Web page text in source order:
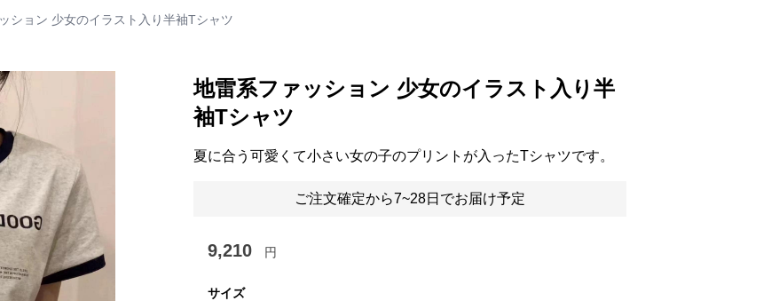
ション 少女のイラスト入り半袖Tシャツ
地雷系ファッション 少女のイラスト入り半
袖Tシャツ
夏に合う可愛くて小さい女の子のプリントが入ったTシャツです。
ご注文確定から7~28日でお届け予定
9,210 円
サイズ